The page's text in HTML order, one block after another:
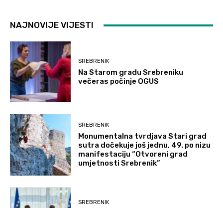
NAJNOVIJE VIJESTI
SREBRENIK
Na Starom gradu Srebreniku
večeras počinje OGUS
SREBRENIK
Monumentalna tvrdjava Stari grad
sutra dočekuje još jednu, 49. po nizu
manifestaciju “Otvoreni grad
umjetnosti Srebrenik”
SREBRENIK